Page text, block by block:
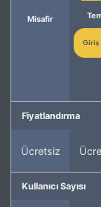
Misafir
Giriş
Fiyatlandırma
Ücretsiz
Kullanıcı Sayısı